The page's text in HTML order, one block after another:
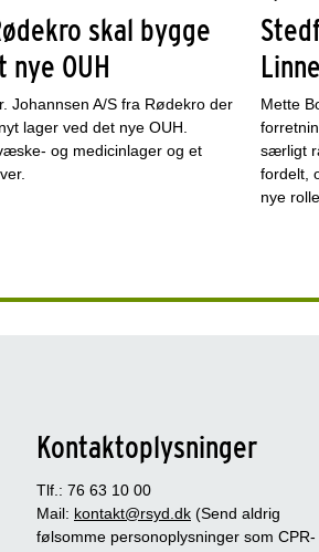
skal bygge
OUH
Johannsen A/S fra Rødekro der
lager ved det nye OUH.
og medicinlager og et
Mette
særligt
fordelt,
nye
Kontaktoplysninger
Tlf.: 76 63 10 00
Mail: kontakt@rsyd.dk (Send aldrig
følsomme personoplysninger som CPR-